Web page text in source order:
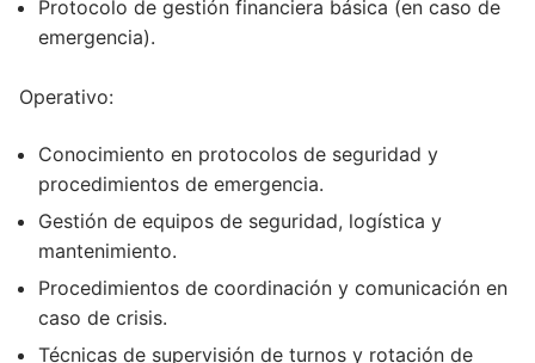
Protocolo de gestión financiera básica (en caso de
emergencia).
Operativo:
Conocimiento en protocolos de seguridad y
procedimientos de emergencia.
Gestión de equipos de seguridad, logística y
mantenimiento.
Procedimientos de coordinación y comunicación en
caso de crisis.
Técnicas de supervisión de turnos y rotación de